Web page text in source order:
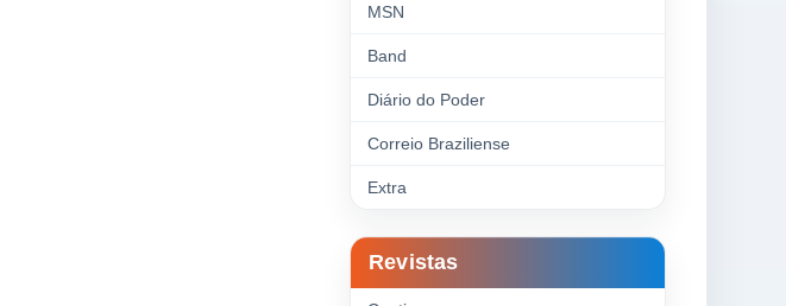
MSN
Band
Diário do Poder
Correio Braziliense
Extra
Revistas